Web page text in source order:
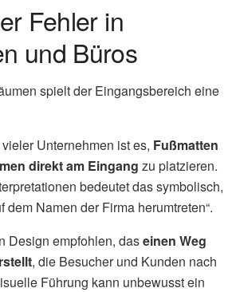
Fehler in
und Büros
spielt der Eingangsbereich eine
Unternehmen ist es, Fußmatten
direkt am Eingang zu platzieren.
bedeutet das symbolisch,
dem Namen der Firma herumtreten“.
Design empfohlen, daseinen Weg
, die Besucher und Kunden nach
Führung kann unbewusst ein